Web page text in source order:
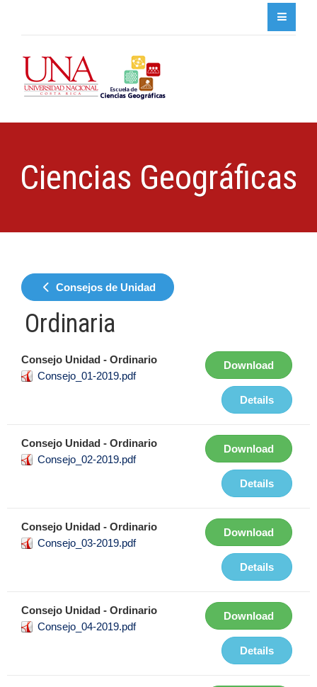
Ciencias Geográficas
Consejos de Unidad
Ordinaria
Consejo Unidad - Ordinario
Consejo_01-2019.pdf
Download
Details
Consejo Unidad - Ordinario
Consejo_02-2019.pdf
Download
Details
Consejo Unidad - Ordinario
Consejo_03-2019.pdf
Download
Details
Consejo Unidad - Ordinario
Consejo_04-2019.pdf
Download
Details